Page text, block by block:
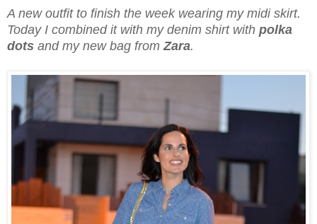
A new outfit to finish the week wearing my midi skirt.
Today I combined it with my denim shirt with polka
dots and my new bag from Zara.